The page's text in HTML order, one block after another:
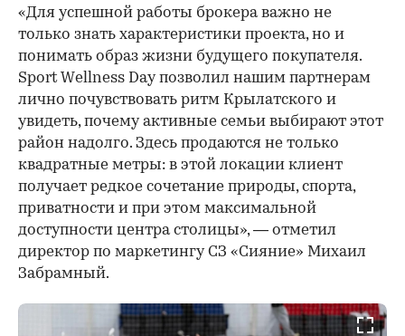
«Для успешной работы брокера важно не
только знать характеристики проекта, но и
понимать образ жизни будущего покупателя.
Sport Wellness Day позволил нашим партнерам
лично почувствовать ритм Крылатского и
увидеть, почему активные семьи выбирают этот
район надолго. Здесь продаются не только
квадратные метры: в этой локации клиент
получает редкое сочетание природы, спорта,
приватности и при этом максимальной
доступности центра столицы», — отметил
директор по маркетингу СЗ «Сияние» Михаил
Забрамный.